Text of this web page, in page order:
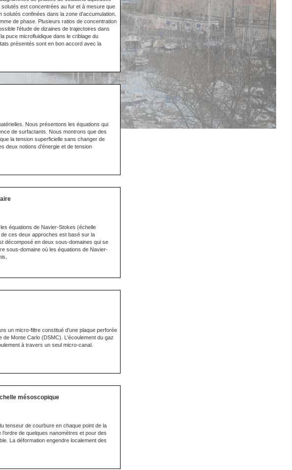
est concentrées au fur et à mesure que
confinées dans la zone d'accumulation.
de phase. Plusieurs ratios de concentration
l'étude de dizaines de trajectoires dans
puce microfluidique dans le criblage du
présentés sont en bon accord avec la
Nous présentons les équations qui
de surfactants. Nous montrons que des
la tension superficielle sans changer de
deux notions d’énergie et de tension
équations de Navier-Stokes (échelle
ces deux approches est basé sur la
décomposé en deux sous-domaines qui se
sous-domaine où les équations de Navier-
un micro-filtre constitué d’une plaque perforée
de Monte Carlo (DSMC). L'écoulement du gaz
à travers un seul micro-canal.
mésoscopique
tenseur de courbure en chaque point de la
de quelques nanomètres et pour des
La déformation engendre localement des